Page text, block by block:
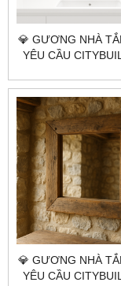
💎 GƯƠNG NHÀ
YÊU CẦU
GIÁ GƯƠNG NHÀ
BÌNH GIÃ
💎 GƯƠNG NHÀ
YÊU CẦU